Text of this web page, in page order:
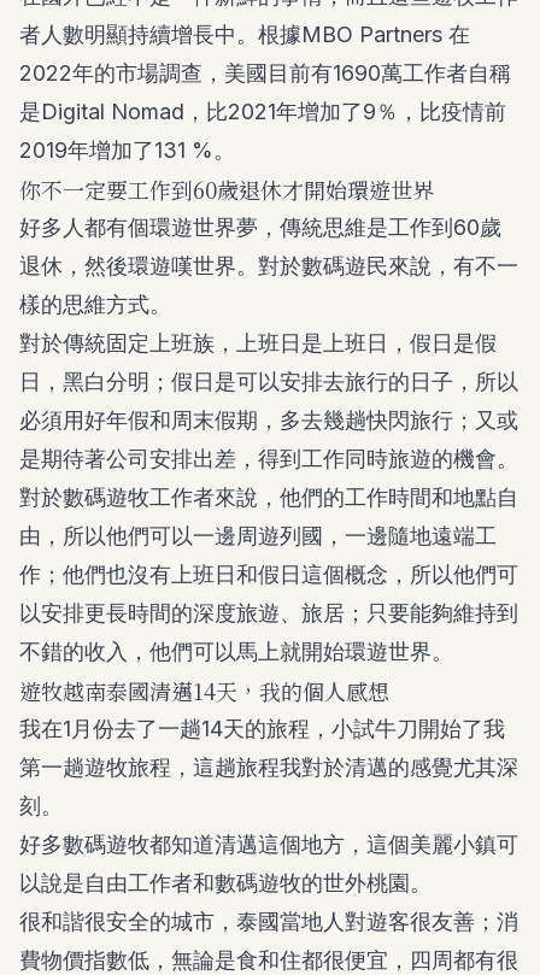
者人數明顯持續增長中。根據MBO Partners 在
2022年的市場調查，美國目前有1690萬工作者自稱
是Digital Nomad，比2021年增加了9％，比疫情前
2019年增加了131 %。
你不一定要工作到60歲退休才開始環遊世界
好多人都有個環遊世界夢，傳統思維是工作到60歲
退休，然後環遊嘆世界。對於數碼遊民來說，有不一
樣的思維方式。
對於傳統固定上班族，上班日是上班日，假日是假
日，黑白分明；假日是可以安排去旅行的日子，所以
必須用好年假和周末假期，多去幾趟快閃旅行；又或
是期待著公司安排出差，得到工作同時旅遊的機會。
對於數碼遊牧工作者來說，他們的工作時間和地點自
由，所以他們可以一邊周遊列國，一邊隨地遠端工
作；他們也沒有上班日和假日這個概念，所以他們可
以安排更長時間的深度旅遊、旅居；只要能夠維持到
不錯的收入，他們可以馬上就開始環遊世界。
遊牧越南泰國清邁14天，我的個人感想
我在1月份去了一趟14天的旅程，小試牛刀開始了我
第一趟遊牧旅程，這趟旅程我對於清邁的感覺尤其深
刻。
好多數碼遊牧都知道清邁這個地方，這個美麗小鎮可
以說是自由工作者和數碼遊牧的世外桃園。
很和諧很安全的城市，泰國當地人對遊客很友善；消
費物價指數低，無論是食和住都很便宜，四周都有很